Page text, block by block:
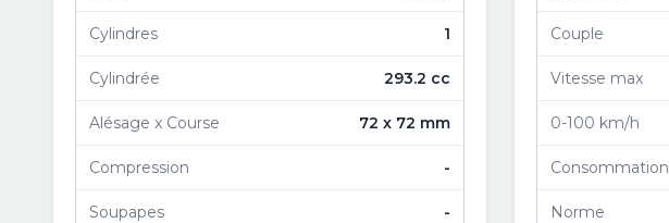
Cylindres 1
Cylindrée 293.2 cc
Alésage x Course 72 x 72 mm
Compression -
Soupapes -
Couple
Vitesse max
0-100 km/h
Consommation
Norme